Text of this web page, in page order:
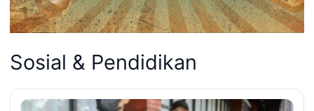
Sosial & Pendidikan